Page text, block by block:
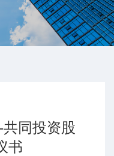
同投资股
书